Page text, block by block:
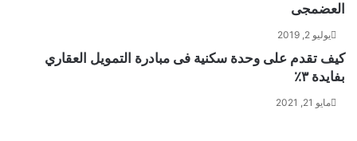
العضمجى
يوليو 2, 2019
كيف تقدم على وحدة سكنية فى مبادرة التمويل العقاري
بفايدة ٣٪
مايو 21, 2021